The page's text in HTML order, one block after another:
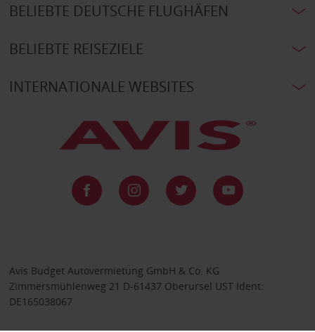
BELIEBTE DEUTSCHE FLUGHÄFEN
BELIEBTE REISEZIELE
INTERNATIONALE WEBSITES
Avis Budget Autovermietung GmbH & Co. KG
Zimmersmühlenweg 21 D-61437 Oberursel UST Ident:
DE165038067